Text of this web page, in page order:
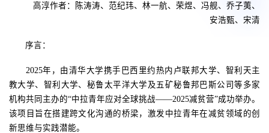
高淳作者：陈涛涛、范纪玮、林一航、荣煜、冯舰、乔子荑、
安浩甄、宋清
序言：
2025年，由清华大学携手巴西里约热内卢联邦大学、智利天主
教大学、智利大学、秘鲁太平洋大学及五矿秘鲁邦巴斯公司等多家
机构共同主办的“中拉青年应对全球挑战——2025减贫营”成功举办。
该项目旨在搭建跨文化沟通的桥梁，激发中拉青年在减贫领域的创
新思维与实践潜能。